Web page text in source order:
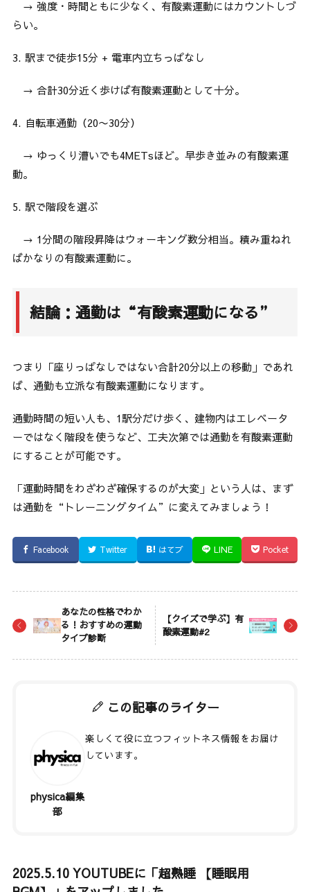
→ 強度・時間ともに少なく、有酸素運動にはカウントしづ
らい。
3. 駅まで徒歩15分 + 電車内立ちっぱなし
→ 合計30分近く歩けば有酸素運動として十分。
4. 自転車通勤（20〜30分）
→ ゆっくり漕いでも4METsほど。早歩き並みの有酸素運
動。
5. 駅で階段を選ぶ
→ 1分間の階段昇降はウォーキング数分相当。積み重ねれ
ばかなりの有酸素運動に。
結論：通勤は“有酸素運動になる”
つまり「座りっぱなしではない合計20分以上の移動」であれ
ば、通勤も立派な有酸素運動になります。
通勤時間の短い人も、1駅分だけ歩く、建物内はエレベータ
ーではなく階段を使うなど、工夫次第では通勤を有酸素運動
にすることが可能です。
「運動時間をわざわざ確保するのが大変」という人は、まず
は通勤を“トレーニングタイム”に変えてみましょう！
Facebook Twitter はてブ LINE Pocket
あなたの性格でわか
る！おすすめの運動
タイプ診断
【クイズで学ぶ】有
酸素運動#2
この記事のライター
physica編集
部
楽しくて役に立つフィットネス情報をお届け
しています。
2025.5.10 YOUTUBEに「超熟睡 【睡眠用